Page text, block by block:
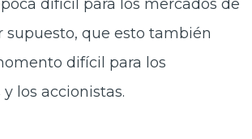
difícil para los mercados de
supuesto, que esto también
difícil para los
los accionistas.